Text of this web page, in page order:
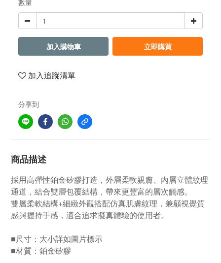
數量
加入購物車 立即購買
加入追蹤清單
分享到
商品描述
採用高彈性鉑金矽膠打造，外層柔軟親膚、內層立體紋理
通道，結合雙層包覆結構，帶來更豐富的層次觸感。
雙層柔軟結構+細緻外觀搭配仿真肌膚紋理，兼顧視覺質
感與握持手感，適合追求擬真體驗的使用者。
■尺寸：大小詳如圖片標示
■材質：鉑金矽膠